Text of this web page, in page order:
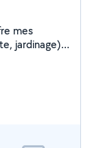
à toute